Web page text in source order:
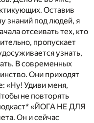
Оставив
знаний под людей, я
отсеивать тех, кто
пропускает
узнать,
В современных
Они приходят
«Ну! Удиви меня,
не повторять
«ЙОГА НЕ ДЛЯ
Он и сейчас